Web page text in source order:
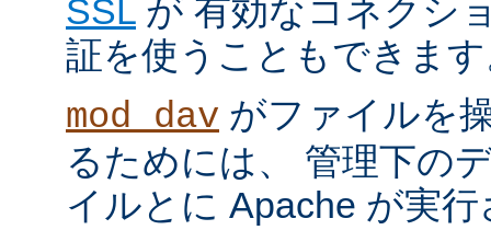
SSL が 有効なコネクシ
証を使うこともできま
mod_dav がファイルを
るためには、 管理下の
イルとに Apache が実